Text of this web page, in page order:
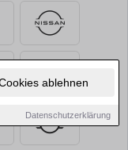
ablehnen
Datenschutzerklärung